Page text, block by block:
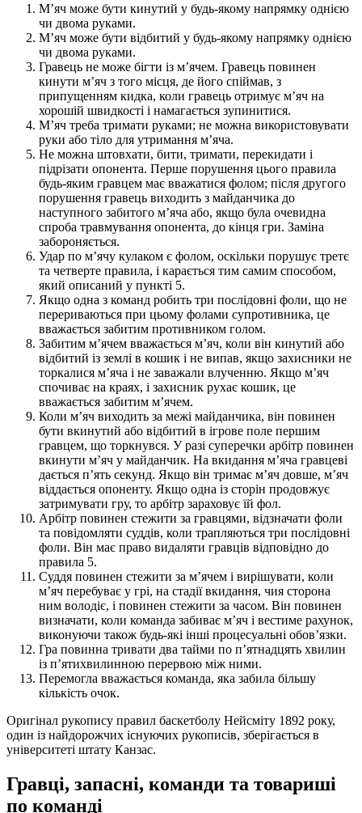
М’яч може бути кинутий у будь-якому напрямку однією
чи двома руками.
М’яч може бути відбитий у будь-якому напрямку однією
чи двома руками.
Гравець не може бігти із м’ячем. Гравець повинен
кинути м’яч з того місця, де його спіймав, з
припущенням кидка, коли гравець отримує м’яч на
хорошій швидкості і намагається зупинитися.
М’яч треба тримати руками; не можна використовувати
руки або тіло для утримання м’яча.
Не можна штовхати, бити, тримати, перекидати і
підрізати опонента. Перше порушення цього правила
будь-яким гравцем має вважатися фолом; після другого
порушення гравець виходить з майданчика до
наступного забитого м’яча або, якщо була очевидна
спроба травмування опонента, до кінця гри. Заміна
забороняється.
Удар по м’ячу кулаком є ​​фолом, оскільки порушує третє
та четверте правила, і карається тим самим способом,
який описаний у пункті 5.
Якщо одна з команд робить три послідовні фоли, що не
перериваються при цьому фолами супротивника, це
вважається забитим противником голом.
Забитим м’ячем вважається м’яч, коли він кинутий або
відбитий із землі в кошик і не випав, якщо захисники не
торкалися м’яча і не заважали влученню. Якщо м’яч
спочиває на краях, і захисник рухає кошик, це
вважається забитим м’ячем.
Коли м’яч виходить за межі майданчика, він повинен
бути вкинутий або відбитий в ігрове поле першим
гравцем, що торкнувся. У разі суперечки арбітр повинен
вкинути м’яч у майданчик. На вкидання м’яча гравцеві
дається п’ять секунд. Якщо він тримає м’яч довше, м’яч
віддається опоненту. Якщо одна із сторін продовжує
затримувати гру, то арбітр зараховує їй фол.
Арбітр повинен стежити за гравцями, відзначати фоли
та повідомляти суддів, коли трапляються три послідовні
фоли. Він має право видаляти гравців відповідно до
правила 5.
Суддя повинен стежити за м’ячем і вирішувати, коли
м’яч перебуває у грі, на стадії вкидання, чия сторона
ним володіє, і повинен стежити за часом. Він повинен
визначати, коли команда забиває м’яч і вестиме рахунок,
виконуючи також будь-які інші процесуальні обов’язки.
Гра повинна тривати два тайми по п’ятнадцять хвилин
із п’ятихвилинною перервою між ними.
Перемогла вважається команда, яка забила більшу
кількість очок.
Оригінал рукопису правил баскетболу Нейсміту 1892 року,
один із найдорожчих існуючих рукописів, зберігається в
університеті штату Канзас.
Гравці, запасні, команди та товариші
по команді